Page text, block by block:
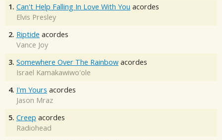
1. Can't Help Falling In Love With You acordes
Elvis Presley
2. Riptide acordes
Vance Joy
3. Somewhere Over The Rainbow acordes
Israel Kamakawiwo'ole
4. I'm Yours acordes
Jason Mraz
5. Creep acordes
Radiohead